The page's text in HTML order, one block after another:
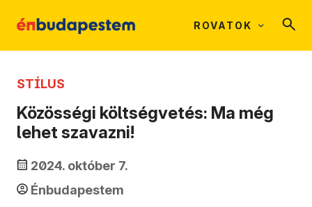
ROVATOK
STÍLUS
Közösségi költségvetés: Ma még
lehet szavazni!
2024. október 7.
Énbudapestem